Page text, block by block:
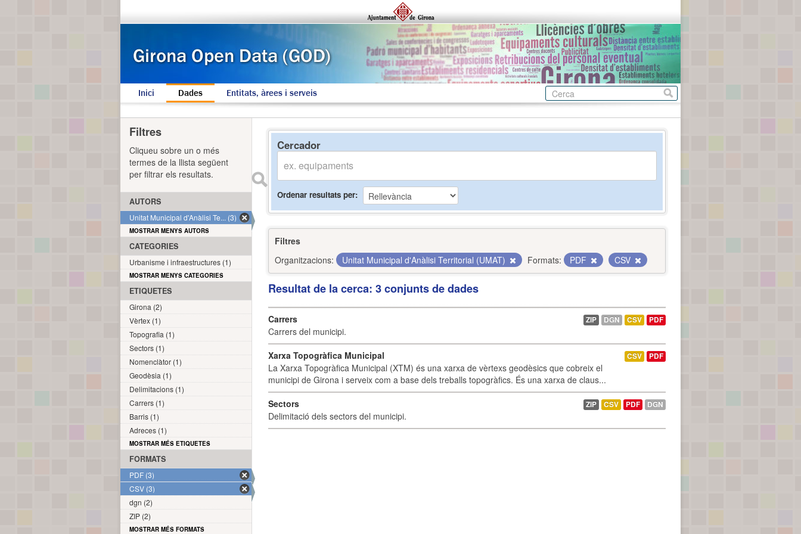
Inici Dades Entitats, àrees i serveis
Cercador
Ordenar resultats per
Filtres
Organitzacions:
Unitat Municipal d'Anàlisi Territorial (UMAT) Formats: PDF CSV
Resultat de la cerca: 3 conjunts de dades
Carrers
Carrers del municipi.
ZIP DGN CSV PDF
Xarxa Topogràfica Municipal
La Xarxa Topogràfica Municipal (XTM) és una xarxa de vèrtexs geodèsics que cobreix el
municipi de Girona i serveix com a base dels treballs topogràfics. És una xarxa de claus...
CSV PDF
Sectors
Delimitació dels sectors del municipi.
ZIP CSV PDF DGN
Filtres
Cliqueu sobre un o més
termes de la llista següent
per filtrar els resultats.
AUTORS
Unitat Municipal d'Anàlisi Te... (3)
MOSTRAR MENYS AUTORS
CATEGORIES
Urbanisme i infraestructures (1)
MOSTRAR MENYS CATEGORIES
ETIQUETES
Girona (2)
Vèrtex (1)
Topografia (1)
Sectors (1)
Nomenclàtor (1)
Geodèsia (1)
Delimitacions (1)
Carrers (1)
Barris (1)
Adreces (1)
MOSTRAR MÉS ETIQUETES
FORMATS
PDF (3)
CSV (3)
dgn (2)
ZIP (2)
MOSTRAR MÉS FORMATS